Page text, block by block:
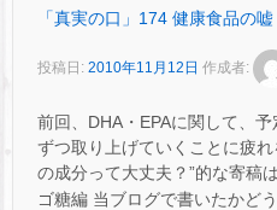
「真実の口」174 健康食品の
投稿日: 2010年11月12日 作成者:
前回、DHA・EPAに関して、
ずつ取り上げていくことに疲
の成分って大丈夫？”的な寄稿
ゴ糖編 当ブログで書いたかど